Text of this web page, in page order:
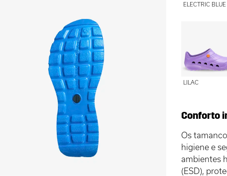
ELECTRIC BLUE
LILAC
Conforto
Os
higiene e
ambientes
(ESD),